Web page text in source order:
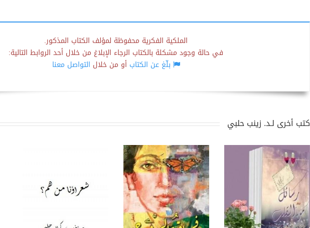
الملكية الفكرية محفوظة لمؤلف الكتاب المذكور.
في حالة وجود مشكلة بالكتاب الرجاء الإبلاغ من خلال أحد الروابط التالية:
بلّغ عن الكتابأو من خلال التواصل معنا
كتب أخرى لـد. زينب حلبي